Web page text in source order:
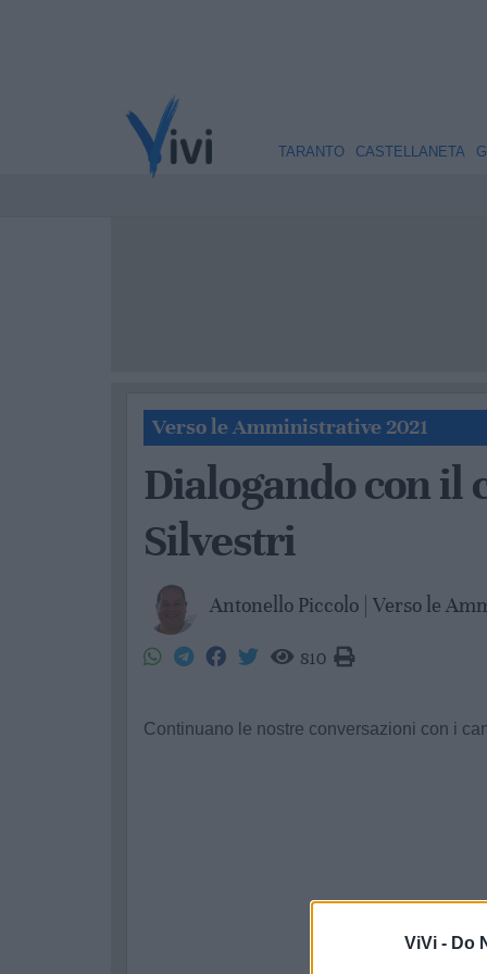
ViVi - Do
TARANTO CASTELLANETA
Verso le Amministrative 2021
Dialogando con il
Silvestri
Antonello Piccolo | Verso le
810
Continuano le nostre conversazioni con i